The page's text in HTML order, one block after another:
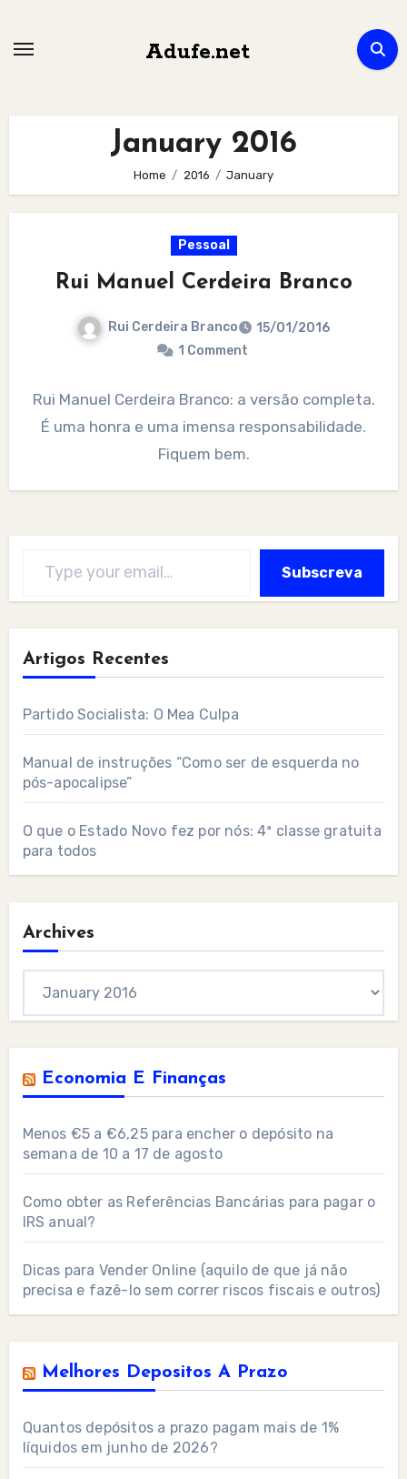
Adufe.net
January 2016
Home 2016 January
Pessoal
Rui Manuel Cerdeira Branco
Rui Cerdeira Branco
15/01/2016
1 Comment
Rui Manuel Cerdeira Branco: a versão completa.
É uma honra e uma imensa responsabilidade.
Fiquem bem.
Subscreva
Artigos Recentes
Partido Socialista: O Mea Culpa
Manual de instruções “Como ser de esquerda no
pós-apocalipse”
O que o Estado Novo fez por nós: 4ª classe gratuita
para todos
Archives
Economia E Finanças
Menos €5 a €6,25 para encher o depósito na
semana de 10 a 17 de agosto
Como obter as Referências Bancárias para pagar o
IRS anual?
Dicas para Vender Online (aquilo de que já não
precisa e fazê-lo sem correr riscos fiscais e outros)
Melhores Depositos A Prazo
Quantos depósitos a prazo pagam mais de 1%
líquidos em junho de 2026?